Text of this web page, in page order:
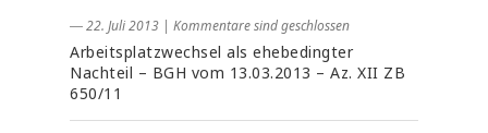
― 22. Juli 2013 | Kommentare sind geschlossen
Arbeitsplatzwechsel als ehebedingter
Nachteil – BGH vom 13.03.2013 – Az. XII ZB
650/11